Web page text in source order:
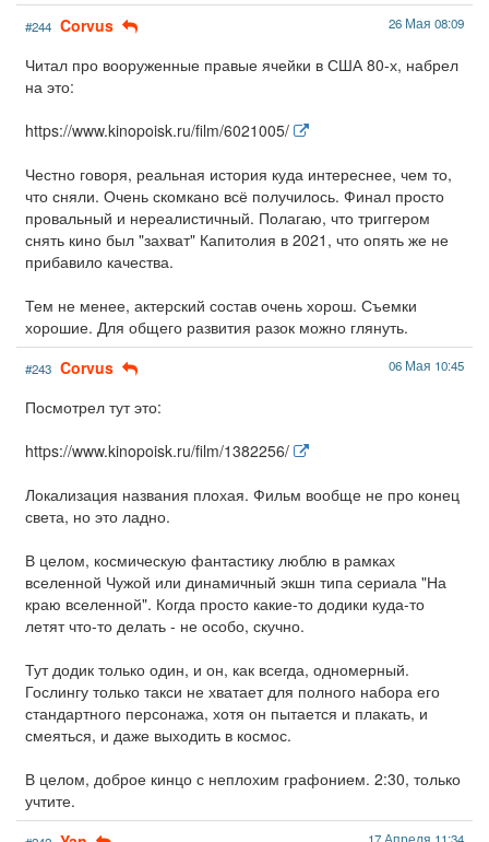
#244 Corvus 26 Мая 08:09
Читал про вооруженные правые ячейки в США 80-х, набрел
на это:
https://www.kinopoisk.ru/film/6021005/
Честно говоря, реальная история куда интереснее, чем то,
что сняли. Очень скомкано всё получилось. Финал просто
провальный и нереалистичный. Полагаю, что триггером
снять кино был "захват" Капитолия в 2021, что опять же не
прибавило качества.
Тем не менее, актерский состав очень хорош. Съемки
хорошие. Для общего развития разок можно глянуть.
#243 Corvus 06 Мая 10:45
Посмотрел тут это:
https://www.kinopoisk.ru/film/1382256/
Локализация названия плохая. Фильм вообще не про конец
света, но это ладно.
В целом, космическую фантастику люблю в рамках
вселенной Чужой или динамичный экшн типа сериала "На
краю вселенной". Когда просто какие-то додики куда-то
летят что-то делать - не особо, скучно.
Тут додик только один, и он, как всегда, одномерный.
Гослингу только такси не хватает для полного набора его
стандартного персонажа, хотя он пытается и плакать, и
смеяться, и даже выходить в космос.
В целом, доброе кинцо с неплохим графонием. 2:30, только
учтите.